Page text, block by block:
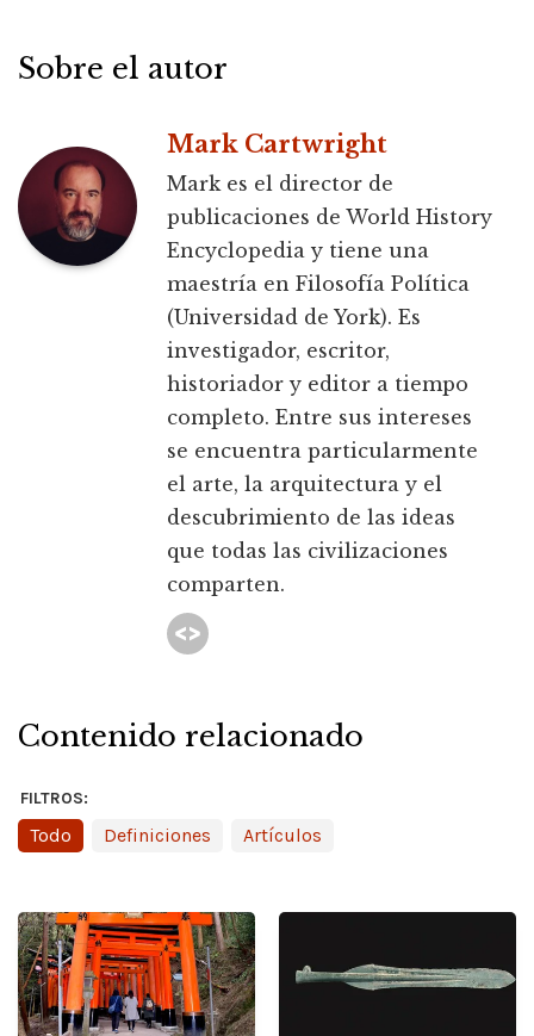
Sobre el autor
Mark Cartwright
Mark es el director de
publicaciones de World History
Encyclopedia y tiene una
maestría en Filosofía Política
(Universidad de York). Es
investigador, escritor,
historiador y editor a tiempo
completo. Entre sus intereses
se encuentra particularmente
el arte, la arquitectura y el
descubrimiento de las ideas
que todas las civilizaciones
comparten.
Contenido relacionado
FILTROS:
Todo Definiciones Artículos